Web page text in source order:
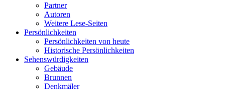
Partner
Autoren
Weitere Lese-Seiten
Persönlichkeiten
Persönlichkeiten von heute
Historische Persönlichkeiten
Sehenswürdigkeiten
Gebäude
Brunnen
Denkmäler